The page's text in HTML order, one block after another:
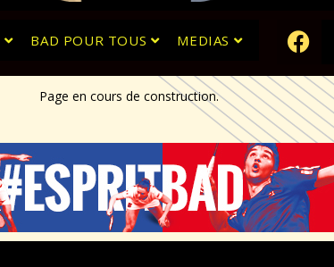
BAD POUR TOUS MEDIAS
Page en cours de construction.